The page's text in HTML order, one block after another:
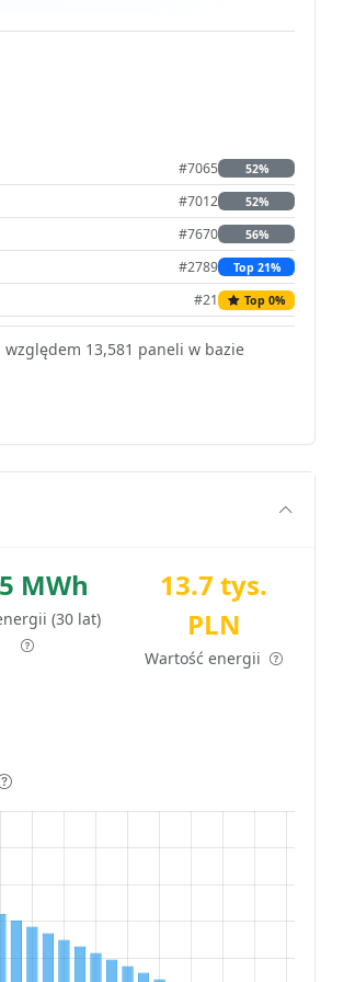
#7065 52%
#7012 52%
#7670 56%
#2789 Top 21%
#21 Top 0%
względem 13,581 paneli w bazie
MWh
(30 lat)
13.7 tys.
PLN
Wartość energii